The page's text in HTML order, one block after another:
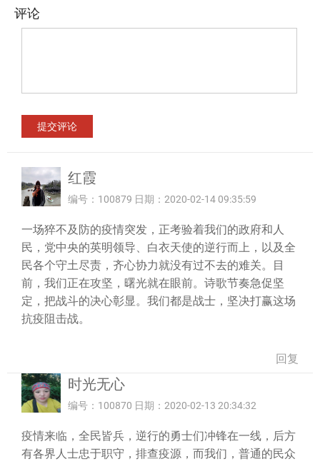
评论
红霞
编号：100879 日期：2020-02-14 09:35:59
一场猝不及防的疫情突发，正考验着我们的政府和人
民，党中央的英明领导、白衣天使的逆行而上，以及全
民各个守土尽责，齐心协力就没有过不去的难关。目
前，我们正在攻坚，曙光就在眼前。诗歌节奏急促坚
定，把战斗的决心彰显。我们都是战士，坚决打赢这场
抗疫阻击战。
回复
时光无心
编号：100870 日期：2020-02-13 20:34:32
疫情来临，全民皆兵，逆行的勇士们冲锋在一线，后方
有各界人士忠于职守，排查疫源，而我们，普通的民众